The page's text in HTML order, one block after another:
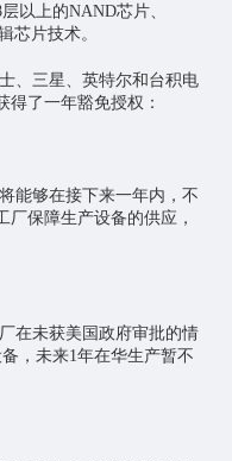
以上的NAND芯片、
芯片技术。
、三星、英特尔和台积电
得了一年豁免授权：
能够在接下来一年内，不
保障生产设备的供应，
在未获美国政府审批的情
，未来1年在华生产暂不